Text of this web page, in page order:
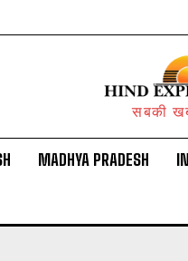
सबकी
MADHYA PRADESH